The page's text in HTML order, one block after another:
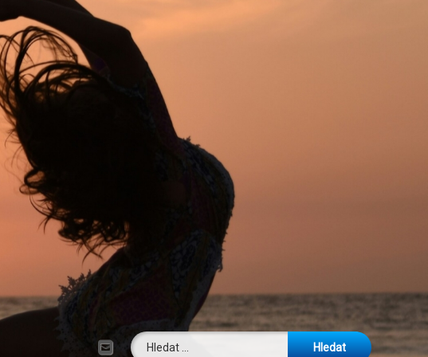
E-mail
Vyhledávání